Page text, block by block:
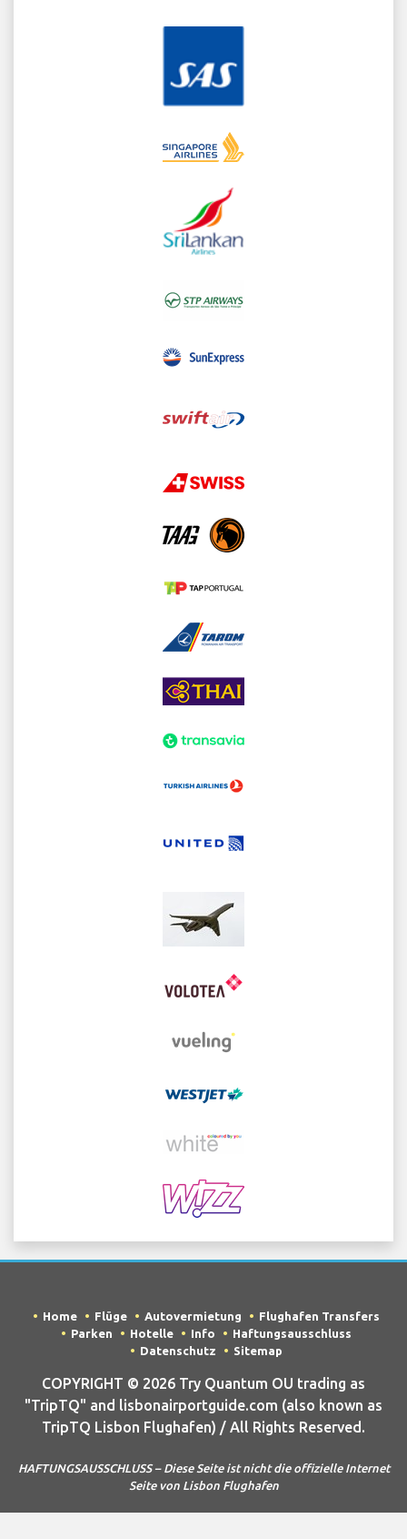
Home Flüge Autovermietung
Flughafen Transfers
Parken
Hotelle Info
Haftungsausschluss
Datenschutz
Sitemap
COPYRIGHT © 2026 Try Quantum OU trading as
"TripTQ" and lisbonairportguide.com (also known as
TripTQ Lisbon Flughafen) / All Rights Reserved.
HAFTUNGSAUSSCHLUSS – Diese Seite ist nicht die offizielle Internet
Seite von Lisbon Flughafen